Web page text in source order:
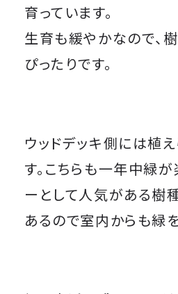
育っています。
生育も緩やかなので、
ぴったりです。
ウッドデッキ側には植
す。こちらも一年中緑
ーとして人気がある樹
あるので室内からも緑